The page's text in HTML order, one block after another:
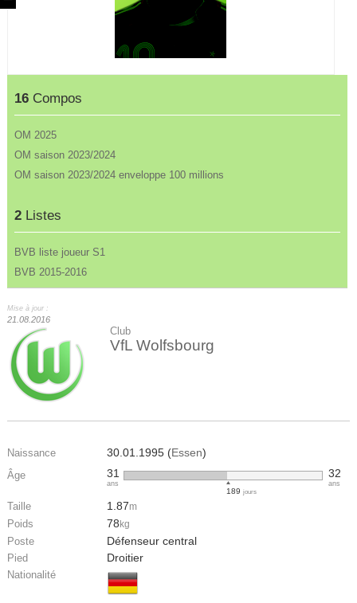
16 Compos
OM 2025
OM saison 2023/2024
OM saison 2023/2024 enveloppe 100 millions
2 Listes
BVB liste joueur S1
BVB 2015-2016
Mise à jour :
21.08.2016
Club
VfL Wolfsbourg
Naissance 30.01.1995 (Essen)
Âge 31
ans
189 jours
32
ans
Taille 1.87m
Poids 78 kg
Poste Défenseur central
Pied Droitier
Nationalité